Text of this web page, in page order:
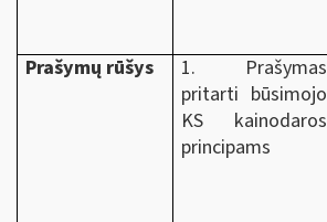
Prašymų rūšys
1. Prašymas
pritarti būsimojo
KS kainodaros
principams